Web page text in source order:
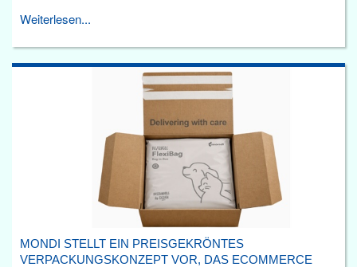
Weiterlesen...
MONDI STELLT EIN PREISGEKRÖNTES
VERPACKUNGSKONZEPT VOR, DAS ECOMMERCE